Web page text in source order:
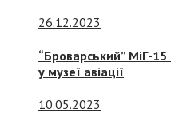
26.12.2023
“Броварський” МіГ-
у музеї авіації
10.05.2023